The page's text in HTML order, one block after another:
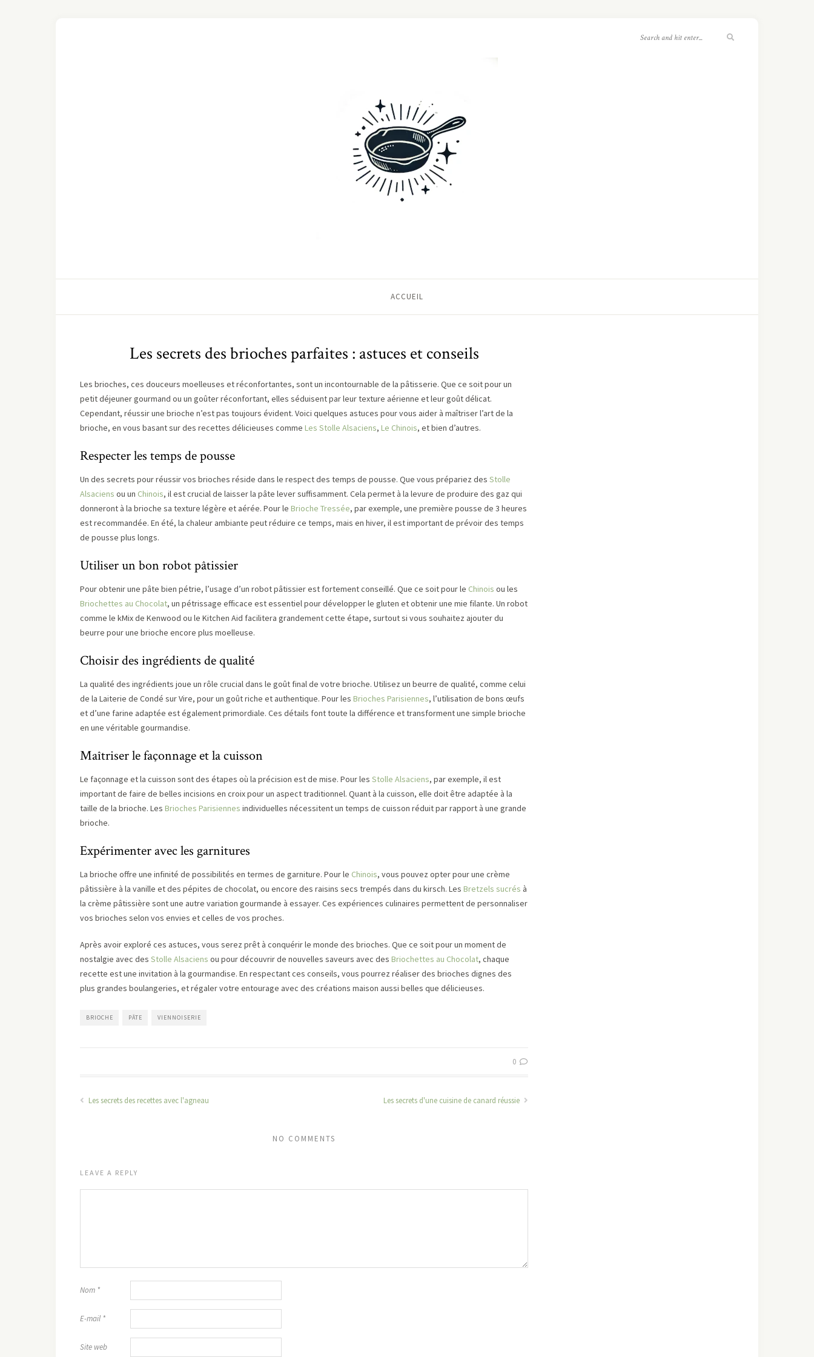
ACCUEIL
Les secrets des brioches parfaites : astuces et conseils
Les brioches, ces douceurs moelleuses et réconfortantes, sont un incontournable de la pâtisserie. Que ce soit pour un
petit déjeuner gourmand ou un goûter réconfortant, elles séduisent par leur texture aérienne et leur goût délicat.
Cependant, réussir une brioche n’est pas toujours évident. Voici quelques astuces pour vous aider à maîtriser l’art de la
brioche, en vous basant sur des recettes délicieuses comme Les Stolle Alsaciens, Le Chinois, et bien d’autres.
Respecter les temps de pousse
Un des secrets pour réussir vos brioches réside dans le respect des temps de pousse. Que vous prépariez des Stolle
Alsaciens ou un Chinois, il est crucial de laisser la pâte lever suffisamment. Cela permet à la levure de produire des gaz qui
donneront à la brioche sa texture légère et aérée. Pour le Brioche Tressée, par exemple, une première pousse de 3 heures
est recommandée. En été, la chaleur ambiante peut réduire ce temps, mais en hiver, il est important de prévoir des temps
de pousse plus longs.
Utiliser un bon robot pâtissier
Pour obtenir une pâte bien pétrie, l’usage d’un robot pâtissier est fortement conseillé. Que ce soit pour le Chinois ou les
Briochettes au Chocolat, un pétrissage efficace est essentiel pour développer le gluten et obtenir une mie filante. Un robot
comme le kMix de Kenwood ou le Kitchen Aid facilitera grandement cette étape, surtout si vous souhaitez ajouter du
beurre pour une brioche encore plus moelleuse.
Choisir des ingrédients de qualité
La qualité des ingrédients joue un rôle crucial dans le goût final de votre brioche. Utilisez un beurre de qualité, comme celui
de la Laiterie de Condé sur Vire, pour un goût riche et authentique. Pour les Brioches Parisiennes, l’utilisation de bons œufs
et d’une farine adaptée est également primordiale. Ces détails font toute la différence et transforment une simple brioche
en une véritable gourmandise.
Maîtriser le façonnage et la cuisson
Le façonnage et la cuisson sont des étapes où la précision est de mise. Pour les Stolle Alsaciens, par exemple, il est
important de faire de belles incisions en croix pour un aspect traditionnel. Quant à la cuisson, elle doit être adaptée à la
taille de la brioche. Les Brioches Parisiennes individuelles nécessitent un temps de cuisson réduit par rapport à une grande
brioche.
Expérimenter avec les garnitures
La brioche offre une infinité de possibilités en termes de garniture. Pour le Chinois, vous pouvez opter pour une crème
pâtissière à la vanille et des pépites de chocolat, ou encore des raisins secs trempés dans du kirsch. Les Bretzels sucrés à
la crème pâtissière sont une autre variation gourmande à essayer. Ces expériences culinaires permettent de personnaliser
vos brioches selon vos envies et celles de vos proches.
Après avoir exploré ces astuces, vous serez prêt à conquérir le monde des brioches. Que ce soit pour un moment de
nostalgie avec des Stolle Alsaciens ou pour découvrir de nouvelles saveurs avec des Briochettes au Chocolat, chaque
recette est une invitation à la gourmandise. En respectant ces conseils, vous pourrez réaliser des brioches dignes des
plus grandes boulangeries, et régaler votre entourage avec des créations maison aussi belles que délicieuses.
BRIOCHE PÂTE VIENNOISERIE
0
Les secrets des recettes avec l'agneau Les secrets d'une cuisine de canard réussie
NO COMMENTS
LEAVE A REPLY
Nom *
E-mail *
Site web